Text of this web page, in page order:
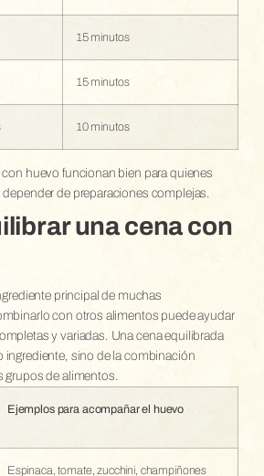
15 minutos
15 minutos
10 minutos
huevo funcionan bien para quienes
de preparaciones complejas.
una cena con
principal de muchas
con otros alimentos puede ayudar
y variadas. Una cena equilibrada
ingrediente, sino de la combinación
grupos de alimentos.
Ejemplos para acompañar el huevo
Espinaca, tomate, zucchini, champiñones